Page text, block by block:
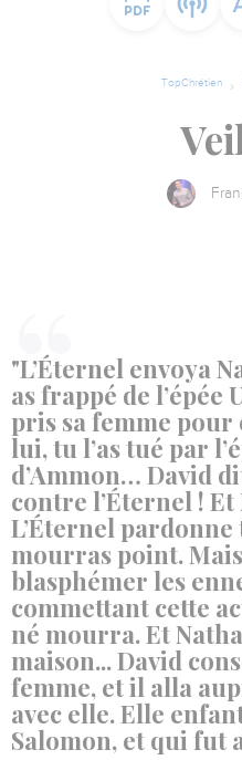
TopChrétien
"L’Éternel envoya
as frappé de l’épée
pris sa femme
lui, tu l’as tué par
d’Ammon… David
contre l’Éternel !
L’Éternel
mourras point.
blasphémer les
commettant cette
né mourra. Et
maison... David
femme, et il alla
avec elle. Elle
Salomon, et qui fut